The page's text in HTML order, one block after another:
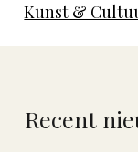
Kunst &
Recent